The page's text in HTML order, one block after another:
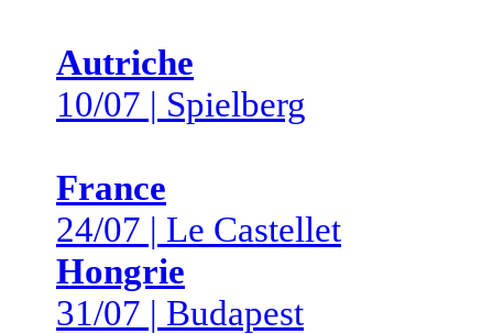
Autriche
10/07 | Spielberg
France
24/07 | Le Castellet
Hongrie
31/07 | Budapest